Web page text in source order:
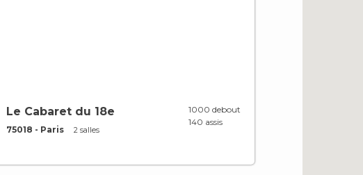
Le Cabaret du 18e
75018 - Paris 2 salles
1000 debout
140 assis